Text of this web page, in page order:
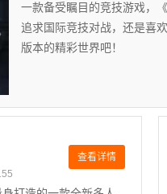
一款备受瞩目的竞技游戏，
追求国际竞技对战，还是喜
版本的精彩世界吧！
查看详情